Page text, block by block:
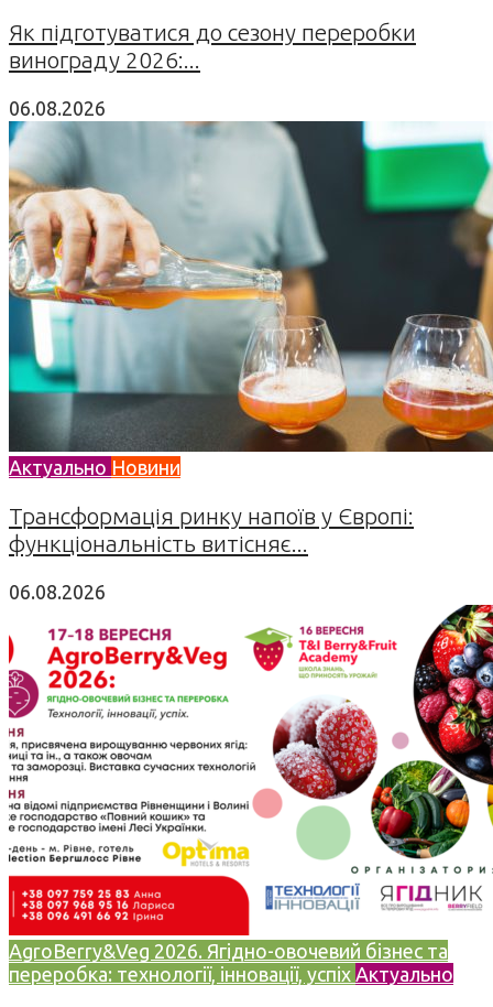
Як підготуватися до сезону переробки
винограду 2026:...
06.08.2026
Актуально Новини
Трансформація ринку напоїв у Європі:
функціональність витісняє...
06.08.2026
AgroBerry&Veg 2026. Ягідно-овочевий бізнес та
переробка: технології, інновації, успіх Актуально